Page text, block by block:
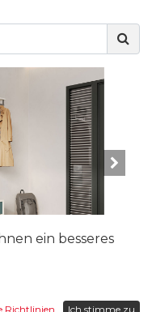
ein besseres
Richtlinien Ich stimme zu